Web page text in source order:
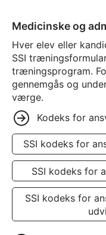
Medicinske og
Hver elev eller
SSI
træningsprogram.
gennemgås og
værge.
Kodeks for
SSI kodeks for
SSI kodeks for
SSI kodeks for